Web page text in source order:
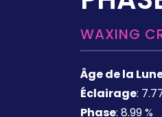
WAXING
Âge de la
Éclairage:
Phase: 8.99 %